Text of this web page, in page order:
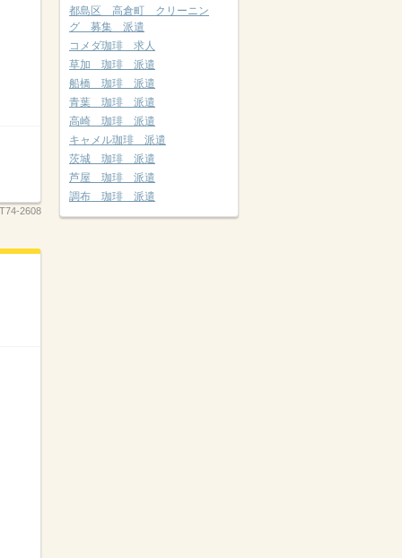
2608
都島区 高倉町 クリーニン
グ 募集 派遣
コメダ珈琲 求人
草加 珈琲 派遣
船橋 珈琲 派遣
青葉 珈琲 派遣
高崎 珈琲 派遣
キャメル珈琲 派遣
茨城 珈琲 派遣
芦屋 珈琲 派遣
調布 珈琲 派遣